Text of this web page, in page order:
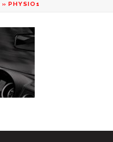
» PHYSIO1